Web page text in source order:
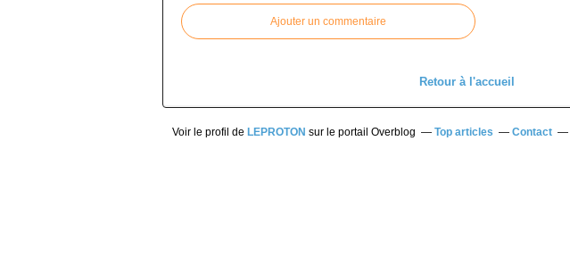
Ajouter un commentaire
Retour à l'accueil
Voir le profil de LEPROTON sur le portail Overblog Top articles Contact